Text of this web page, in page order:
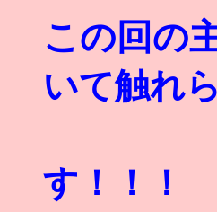
この回の
いて触れ
千葉
す！！！